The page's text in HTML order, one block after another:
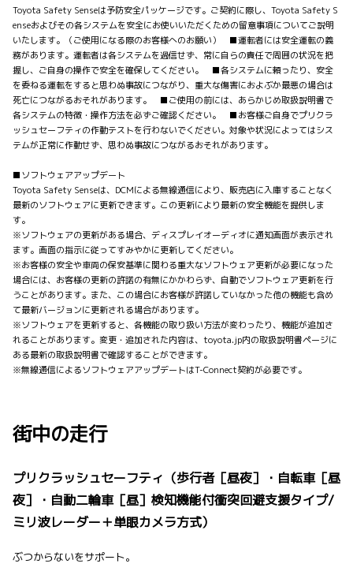
Toyota Safety Senseは予防安全パッケージです。ご契約に際し、Toyota Safety S
enseおよびその各システムを安全にお使いいただくための留意事項についてご説明
いたします。（ご使用になる際のお客様へのお願い） ■運転者には安全運転の義
務があります。運転者は各システムを過信せず、常に自らの責任で周囲の状況を把
握し、ご自身の操作で安全を確保してください。 ■各システムに頼ったり、安全
を委ねる運転をすると思わぬ事故につながり、重大な傷害におよぶか最悪の場合は
死亡につながるおそれがあります。 ■ご使用の前には、あらかじめ取扱説明書で
各システムの特徴・操作方法を必ずご確認ください。 ■お客様ご自身でプリクラ
ッシュセーフティの作動テストを行わないでください。対象や状況によってはシス
テムが正常に作動せず、思わぬ事故につながるおそれがあります。
■ソフトウェアアップデート
Toyota Safety Senseは、DCMによる無線通信により、販売店に入庫することなく
最新のソフトウェアに更新できます。この更新により最新の安全機能を提供しま
す。
※ソフトウェアの更新がある場合、ディスプレイオーディオに通知画面が表示され
ます。画面の指示に従ってすみやかに更新してください。
※お客様の安全や車両の保安基準に関わる重大なソフトウェア更新が必要になった
場合には、お客様の更新の許諾の有無にかかわらず、自動でソフトウェア更新を行
うことがあります。また、この場合にお客様が許諾していなかった他の機能も含め
て最新バージョンに更新される場合があります。
※ソフトウェアを更新すると、各機能の取り扱い方法が変わったり、機能が追加さ
れることがあります。変更・追加された内容は、toyota.jp内の取扱説明書ページに
ある最新の取扱説明書で確認することができます。
※無線通信によるソフトウェアアップデートはT-Connect契約が必要です。
街中の走行
プリクラッシュセーフティ（歩行者［昼夜］・自転車［昼
夜］・自動二輪車［昼］検知機能付衝突回避支援タイプ/
ミリ波レーダー＋単眼カメラ方式）
ぶつからないをサポート。